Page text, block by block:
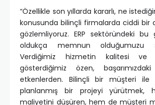
“Özellikle son yıllarda kararlı, ne
konusunda bilinçli firmalarda ciddi bir
gözlemliyoruz. ERP sektöründeki bu
oldukça memnun olduğumuzu
Verdiğimiz hizmetin kalitesi ve
gösterdiğimiz özen,
etkenlerden. Bilinçli bir müşteri
planlanmış bir projeyi yürütmek,
maliyetini düşüren, hem de müşteri